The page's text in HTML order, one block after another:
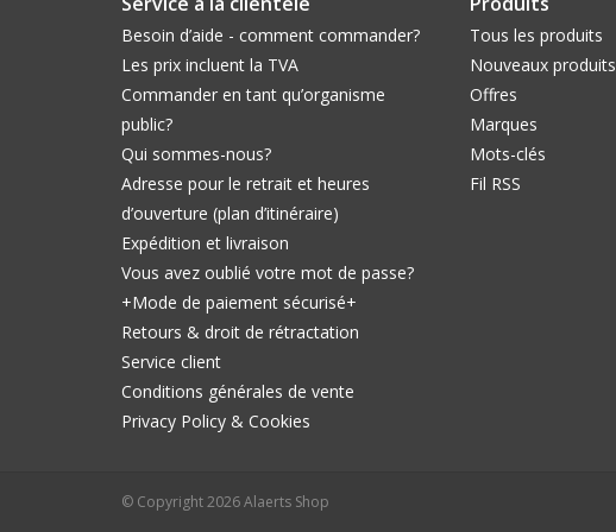
Besoin d’aide - comment commander?
Les prix incluent la TVA
Commander en tant qu’organisme
public?
Qui sommes-nous?
Adresse pour le retrait et heures
d’ouverture (plan d’itinéraire)
Expédition et livraison
Vous avez oublié votre mot de passe?
+Mode de paiement sécurisé+
Retours & droit de rétractation
Service client
Conditions générales de vente
Privacy Policy & Cookies
Tous les produits
Nouveaux produits
Offres
Marques
Mots-clés
Fil RSS
© Copyright 2026 Alaerts Shop